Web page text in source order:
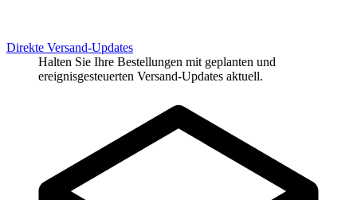
Direkte Versand-Updates
Halten Sie Ihre Bestellungen mit geplanten und
ereignisgesteuerten Versand-Updates aktuell.